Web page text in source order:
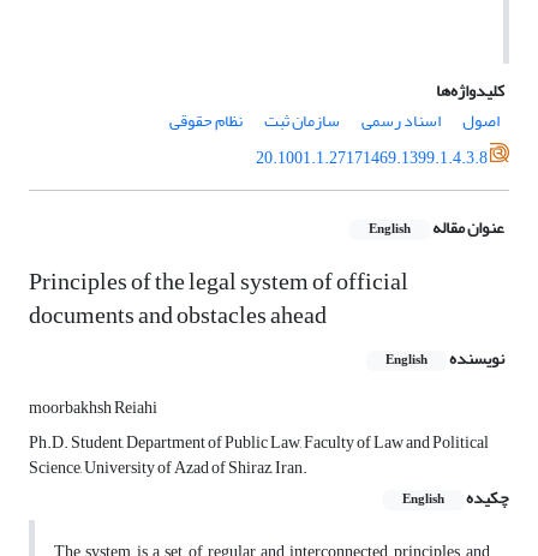
کلیدواژه‌ها
اصول
اسناد رسمی سازمان ثبت
نظام حقوقی
20.1001.1.27171469.1399.1.4.3.8
عنوان مقاله English
Principles of the legal system of official
documents and obstacles ahead
نویسنده English
moorbakhsh Reiahi
Ph.D. Student, Department of Public Law, Faculty of Law and Political
Science, University of Azad of Shiraz, Iran.
چکیده
English